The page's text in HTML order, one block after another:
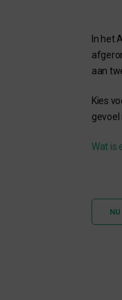
In het
aan
Kies
gevoel
Wat is
NU